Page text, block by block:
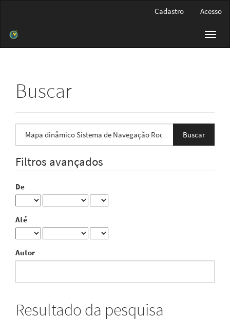
Barra
Cadastro Acesso
Buscar
termo
Filtros avançados
De
Até
Autor
Resultado da pesquisa